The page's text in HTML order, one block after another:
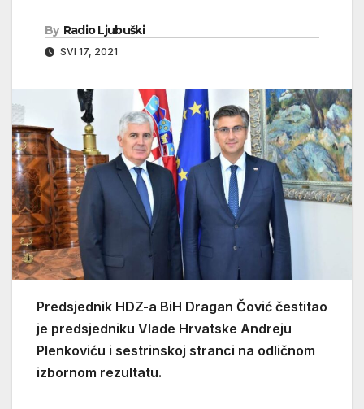
By Radio Ljubuški
SVI 17, 2021
Predsjednik HDZ-a BiH Dragan Čović čestitao
je predsjedniku Vlade Hrvatske Andreju
Plenkoviću i sestrinskoj stranci na odličnom
izbornom rezultatu.